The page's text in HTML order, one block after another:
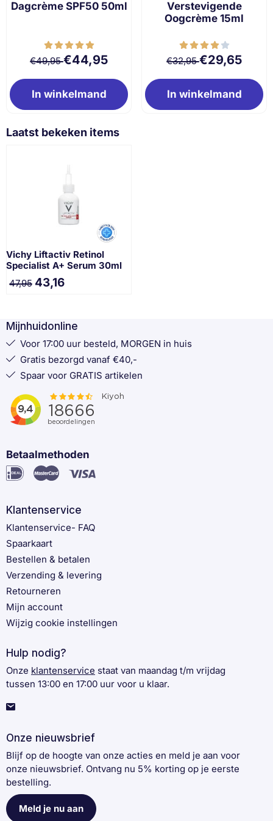
Dagcrème SPF50 50ml
Van 49,95 voor 44,95
€49,95€44,95
In winkelmand
Verstevigende
Oogcrème 15ml
Van 32,95 voor
€32,95€29,65
In winkelmand
Laatst bekeken items
Vichy Liftactiv Retinol
Specialist A+ Serum 30ml
47,95 43,16
Mijnhuidonline
Voor 17:00 uur besteld, MORGEN in huis
Gratis bezorgd vanaf €40,-
Spaar voor GRATIS artikelen
Betaalmethoden
Klantenservice
Klantenservice- FAQ
Spaarkaart
Bestellen & betalen
Verzending & levering
Retourneren
Mijn account
Wijzig cookie instellingen
Hulp nodig?
Onze klantenservice staat van maandag t/m vrijdag
tussen 13:00 en 17:00 uur voor u klaar.
Onze nieuwsbrief
Blijf op de hoogte van onze acties en meld je aan voor
onze nieuwsbrief. Ontvang nu 5% korting op je eerste
bestelling.
Meld je nu aan